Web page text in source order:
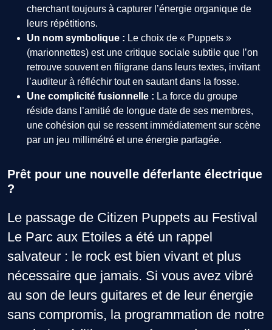
cherchant toujours à capturer l’énergie organique de
leurs répétitions.
Un nom symbolique : Le choix de « Puppets »
(marionnettes) est une critique sociale subtile que l’on
retrouve souvent en filigrane dans leurs textes, invitant
l’auditeur à réfléchir tout en sautant dans la fosse.
Une complicité fusionnelle : La force du groupe
réside dans l’amitié de longue date de ses membres,
une cohésion qui se ressent immédiatement sur scène
par un jeu millimétré et une énergie partagée.
Prêt pour une nouvelle déferlante électrique
?
Le passage de Citizen Puppets au Festival
Le Parc aux Etoiles a été un rappel
salvateur : le rock est bien vivant et plus
nécessaire que jamais. Si vous avez vibré
au son de leurs guitares et de leur énergie
sans compromis, la programmation de notre